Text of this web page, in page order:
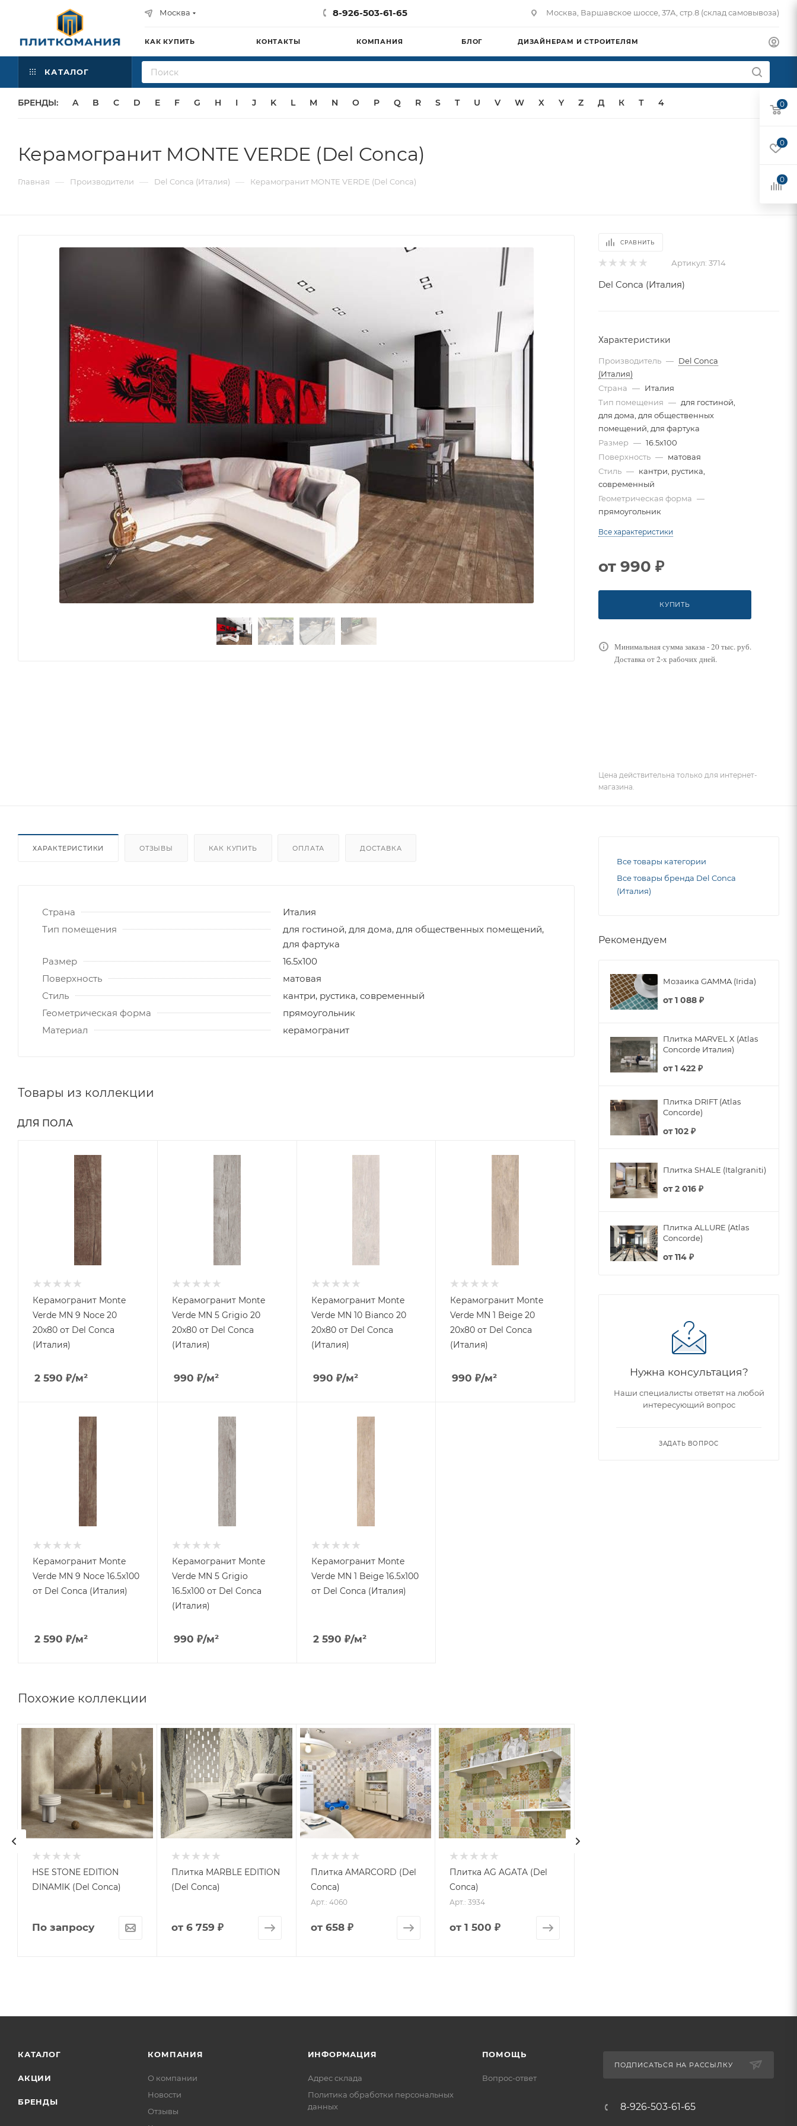
Москва 8-926-503-61-65 Москва, Варшавское шоссе, 37А, стр.8 (склад самовывоза)
КАК КУПИТЬ КОНТАКТЫ КОМПАНИЯ БЛОГ ДИЗАЙНЕРАМ И СТРОИТЕЛЯМ
КАТАЛОГ
БРЕНДЫ: A B C D E F G H I J K L M N O P Q R S T U V W X Y Z Д К Т 4
Керамогранит MONTE VERDE (Del Conca)
Главная — Производители — Del Conca (Италия) — Керамогранит MONTE VERDE (Del Conca)
СРАВНИТЬ
Артикул: 3714
Del Conca (Италия)
Характеристики
Производитель — Del Conca
(Италия)
Страна — Италия
Тип помещения — для гостиной,
для дома, для общественных
помещений, для фартука
Размер — 16.5x100
Поверхность — матовая
Стиль — кантри, рустика,
современный
Геометрическая форма —
прямоугольник
Все характеристики
от 990 ₽
КУПИТЬ
Минимальная сумма заказа - 20 тыс. руб.
Доставка от 2-х рабочих дней.
Цена действительна только для интернет-
магазина.
ХАРАКТЕРИСТИКИ ОТЗЫВЫ КАК КУПИТЬ ОПЛАТА ДОСТАВКА
Страна
Италия
Тип помещения
для гостиной, для дома, для общественных помещений,
для фартука
Размер
16.5x100
Поверхность
матовая
Стиль
кантри, рустика, современный
Геометрическая форма
прямоугольник
Материал
керамогранит
Товары из коллекции
ДЛЯ ПОЛА
Керамогранит Monte
Verde MN 9 Noce 20
20x80 от Del Conca
(Италия)
2 590 ₽/м²
Керамогранит Monte
Verde MN 5 Grigio 20
20x80 от Del Conca
(Италия)
990 ₽/м²
Керамогранит Monte
Verde MN 10 Bianco 20
20x80 от Del Conca
(Италия)
990 ₽/м²
Керамогранит Monte
Verde MN 1 Beige 20
20x80 от Del Conca
(Италия)
990 ₽/м²
Керамогранит Monte
Verde MN 9 Noce 16.5x100
от Del Conca (Италия)
2 590 ₽/м²
Керамогранит Monte
Verde MN 5 Grigio
16.5x100 от Del Conca
(Италия)
990 ₽/м²
Керамогранит Monte
Verde MN 1 Beige 16.5x100
от Del Conca (Италия)
2 590 ₽/м²
Похожие коллекции
HSE STONE EDITION
DINAMIK (Del Conca)
По запросу
Плитка MARBLE EDITION
(Del Conca)
от 6 759 ₽
Плитка AMARCORD (Del
Conca)
Арт.: 4060
от 658 ₽
Плитка AG AGATA (Del
Conca)
Арт.: 3934
от1 500 ₽
Все товары категории
Все товары бренда Del Conca
(Италия)
Рекомендуем
Мозаика GAMMA (Irida)
от1 088 ₽
Плитка MARVEL X (Atlas
Concorde Италия)
от1 422 ₽
Плитка DRIFT (Atlas
Concorde)
от102 ₽
Плитка SHALE (Italgraniti)
от2 016 ₽
Плитка ALLURE (Atlas
Concorde)
от114 ₽
Нужна консультация?
Наши специалисты ответят на любой
интересующий вопрос
ЗАДАТЬ ВОПРОС
КАТАЛОГ
АКЦИИ
БРЕНДЫ
КОМПАНИЯ
О компании
Новости
Отзывы
ИНФОРМАЦИЯ
Адрес склада
Политика обработки персональных
данных
ПОМОЩЬ
Вопрос-ответ
ПОДПИСАТЬСЯ НА РАССЫЛКУ
8-926-503-61-65
0
0
0